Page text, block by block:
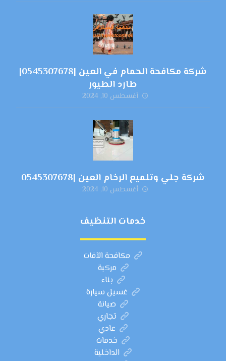
شركة مكافحة الحمام في العين |0545307678|
طارد الطيور
أغسطس 10, 2024
شركة جلي وتلميع الرخام العين |0545307678
أغسطس 10, 2024
خدمات التنظيف
مكافحة الآفات
مركبة
بناء
غسيل سيارة
صيانة
تجاري
عادي
خدمات
الداخلية